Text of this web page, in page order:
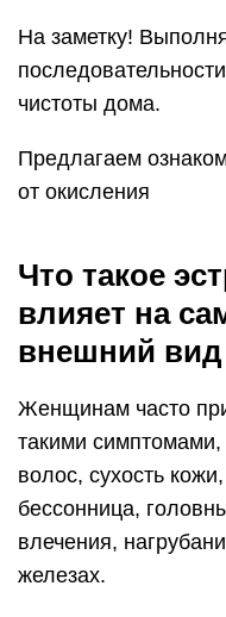
На заметку!
чистоты дома.
Предлагаем
от окисления
Что такое
влияет на
внешний
Женщинам часто
такими
волос, сухость
бессонница,
влечения,
железах.